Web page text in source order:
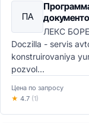
ПА
ЛЕКС
Doczilla - servis
konstruirovaniya
pozvol...
Цена по запросу
★ 4.7 (1)